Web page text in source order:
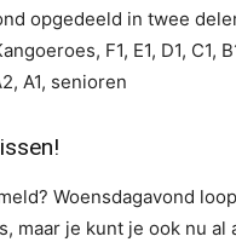
opgedeeld in twee
F1, E1, D1, C1,
A1, senioren
Woensdagavond
maar je kunt je ook nu al